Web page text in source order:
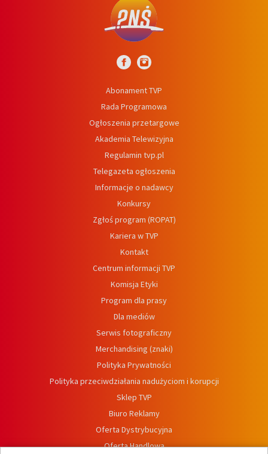
Abonament TVP
Rada Programowa
Ogłoszenia przetargowe
Akademia Telewizyjna
Regulamin tvp.pl
Telegazeta ogłoszenia
Informacje o nadawcy
Konkursy
Zgłoś program (ROPAT)
Kariera w TVP
Kontakt
Centrum informacji TVP
Komisja Etyki
Program dla prasy
Dla mediów
Serwis fotograficzny
Merchandising (znaki)
Polityka Prywatności
Polityka przeciwdziałania nadużyciom i korupcji
Sklep TVP
Biuro Reklamy
Oferta Dystrybucyjna
Oferta Handlowa